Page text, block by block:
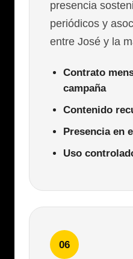
presencia
periódicos y
entre José y la
Contrato
campaña
Contenido
Presencia en
Uso
06